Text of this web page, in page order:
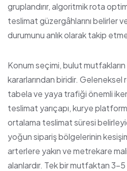
gruplandırır, algoritmik rota
teslimat güzergâhlarını belirler
durumunu anlık olarak takip
Konum seçimi, bulut
kararlarından biridir.
tabela ve yaya trafiği önemli
teslimat yarıçapı, kurye
ortalama teslimat süresi
yoğun sipariş bölgelerinin
arterlere yakın ve metrekare
alanlardır. Tek bir mutfaktan 3-5